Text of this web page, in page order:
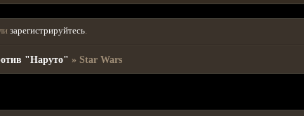
зарегистрируйтесь.
"Наруто" »Star Wars